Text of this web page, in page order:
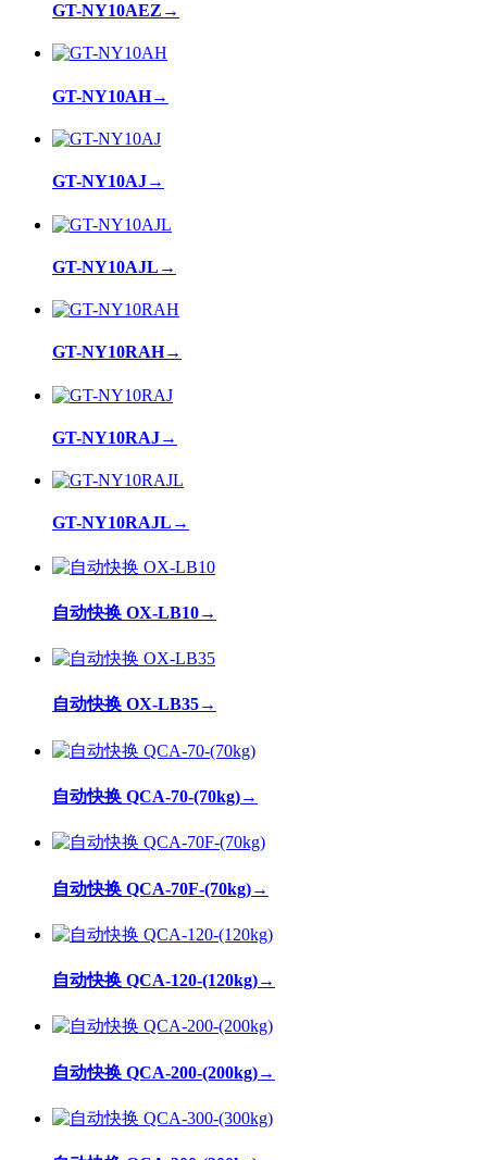
GT-NY10AEZ →
GT-NY10AH→
GT-NY10AJ→
GT-NY10AJL →
GT-NY10RAH→
GT-NY10RAJ→
GT-NY10RAJL →
自动快换 OX-LB10→
自动快换 OX-LB35→
自动快换 QCA-70-(70kg)→
自动快换 QCA-70F-(70kg)→
自动快换 QCA-120-(120kg)→
自动快换 QCA-200-(200kg)→